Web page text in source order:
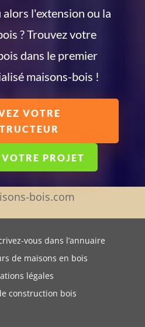
alors l'extension ou la
? Trouvez votre
dans le premier
maisons-bois !
VOTRE
PROJET
bois.com
vous dans l’annuaire
de maisons en bois
légales
construction bois